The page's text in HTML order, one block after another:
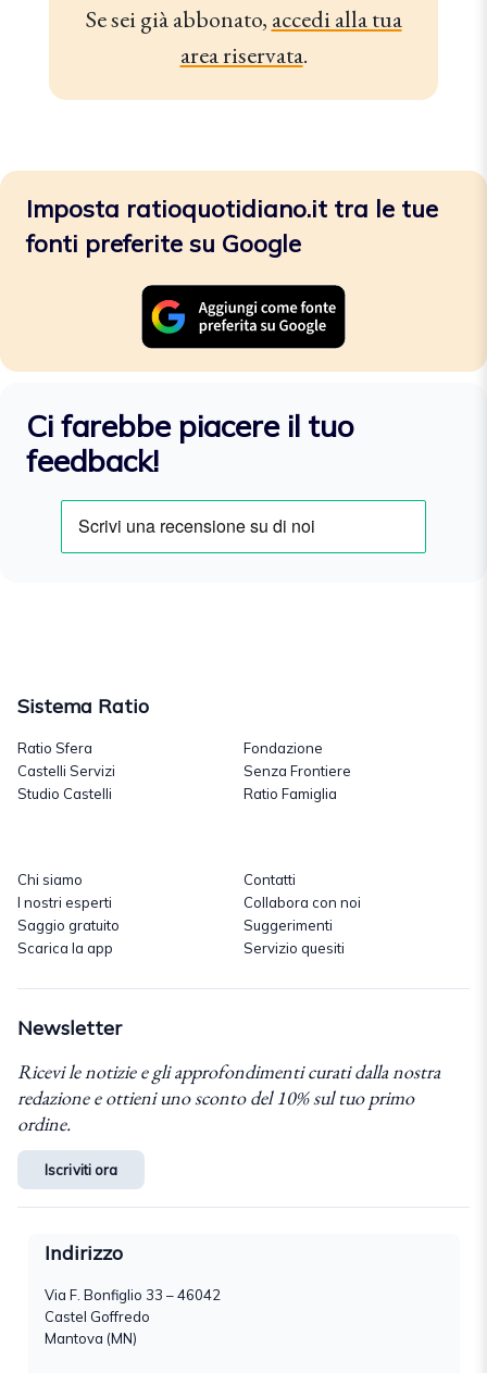
Se sei già abbonato, accedi alla tua
area riservata.
Imposta ratioquotidiano.it tra le tue
fonti preferite su Google
Ci farebbe piacere il tuo
feedback!
Sistema Ratio
Ratio Sfera
Castelli Servizi
Studio Castelli
Fondazione
Senza Frontiere
Ratio Famiglia
Chi siamo
I nostri esperti
Saggio gratuito
Scarica la app
Contatti
Collabora con noi
Suggerimenti
Servizio quesiti
Newsletter
Ricevi le notizie e gli approfondimenti curati dalla nostra
redazione e ottieni uno sconto del 10% sul tuo primo
ordine.
Iscriviti ora
Indirizzo
Via F. Bonfiglio 33 – 46042
Castel Goffredo
Mantova (MN)